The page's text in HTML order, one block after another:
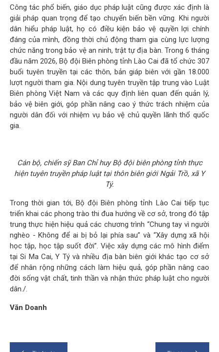
Công tác phổ biến, giáo dục pháp luật cũng được xác định là
giải pháp quan trọng để tạo chuyển biến bền vững. Khi người
dân hiểu pháp luật, họ có điều kiện bảo vệ quyền lợi chính
đáng của mình, đồng thời chủ động tham gia cùng lực lượng
chức năng trong bảo vệ an ninh, trật tự địa bàn. Trong 6 tháng
đầu năm 2026, Bộ đội Biên phòng tỉnh Lào Cai đã tổ chức 307
buổi tuyên truyền tại các thôn, bản giáp biên với gần 18.000
lượt người tham gia. Nội dung tuyên truyền tập trung vào Luật
Biên phòng Việt Nam và các quy định liên quan đến quản lý,
bảo vệ biên giới, góp phần nâng cao ý thức trách nhiệm của
người dân đối với nhiệm vụ bảo vệ chủ quyền lãnh thổ quốc
gia.
Cán bộ, chiến sỹ Ban Chỉ huy Bộ đội biên phòng tỉnh thực
hiện tuyên truyền pháp luật tại thôn biên giới Ngải Trồ, xã Y
Tý.
Trong thời gian tới, Bộ đội Biên phòng tỉnh Lào Cai tiếp tục
triển khai các phong trào thi đua hướng về cơ sở, trong đó tập
trung thực hiện hiệu quả các chương trình “Chung tay vì người
nghèo - Không để ai bị bỏ lại phía sau” và “Xây dựng xã hội
học tập, học tập suốt đời”. Việc xây dựng các mô hình điểm
tại Si Ma Cai, Y Tý và nhiều địa bàn biên giới khác tạo cơ sở
để nhân rộng những cách làm hiệu quả, góp phần nâng cao
đời sống vật chất, tinh thần và nhận thức pháp luật cho người
dân./.
Văn Doanh